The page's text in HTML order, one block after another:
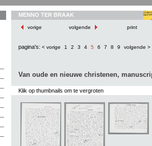
MENNO TER BRAAK
vorige volgende print
pagina's: < vorige 1 2 3 4 5 6 7 8 9 volgende >
Van oude en nieuwe christenen,
Klik op thumbnails om te vergroten